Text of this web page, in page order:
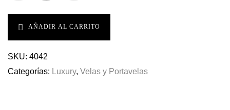
AÑADIR AL CARRITO
SKU: 4042
Categorías: Luxury, Velas y Portavelas